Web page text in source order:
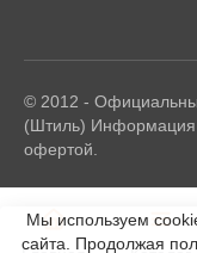
© 2012 -
(Штиль) Информация
офертой.
Мы используем
сайта. Продолжая